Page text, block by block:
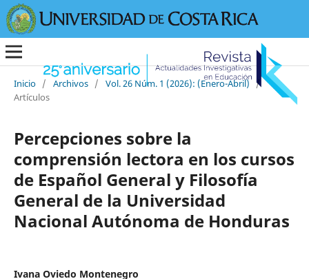
Inicio / Archivos / Vol. 26 Núm. 1 (2026): (Enero-Abril) /
Artículos
Percepciones sobre la
comprensión lectora en los cursos
de Español General y Filosofía
General de la Universidad
Nacional Autónoma de Honduras
Ivana Oviedo Montenegro